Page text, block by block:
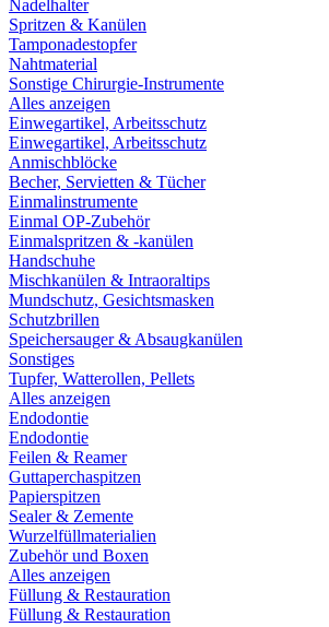
Nadelhalter
Spritzen & Kanülen
Tamponadestopfer
Nahtmaterial
Sonstige Chirurgie-Instrumente
Alles anzeigen
Einwegartikel, Arbeitsschutz
Einwegartikel, Arbeitsschutz
Anmischblöcke
Becher, Servietten & Tücher
Einmalinstrumente
Einmal OP-Zubehör
Einmalspritzen & -kanülen
Handschuhe
Mischkanülen & Intraoraltips
Mundschutz, Gesichtsmasken
Schutzbrillen
Speichersauger & Absaugkanülen
Sonstiges
Tupfer, Watterollen, Pellets
Alles anzeigen
Endodontie
Endodontie
Feilen & Reamer
Guttaperchaspitzen
Papierspitzen
Sealer & Zemente
Wurzelfüllmaterialien
Zubehör und Boxen
Alles anzeigen
Füllung & Restauration
Füllung & Restauration